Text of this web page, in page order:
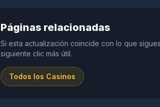
Páginas relacionadas
Si esta actualización coincide con lo que
siguiente clic más útil.
Todos los Casinos